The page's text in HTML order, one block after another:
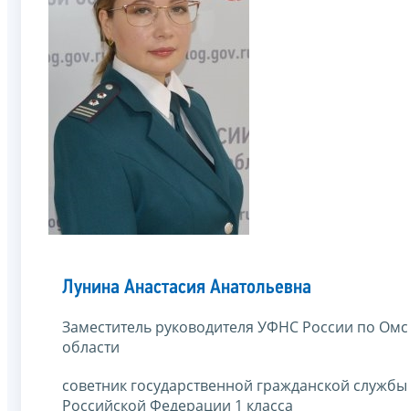
Лунина Анастасия Анатольевна
Заместитель руководителя УФНС России по
области
советник государственной гражданской службы
Российской Федерации 1 класса